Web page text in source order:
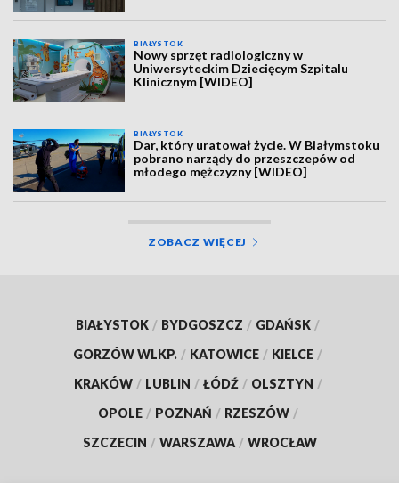
BIAŁYSTOK
Nowy sprzęt radiologiczny w
Uniwersyteckim Dziecięcym Szpitalu
Klinicznym [WIDEO]
BIAŁYSTOK
Dar, który uratował życie. W Białymstoku
pobrano narządy do przeszczepów od
młodego mężczyzny [WIDEO]
ZOBACZ WIĘCEJ
BIAŁYSTOK / BYDGOSZCZ / GDAŃSK /
GORZÓW WLKP. / KATOWICE / KIELCE /
KRAKÓW / LUBLIN / ŁÓDŹ / OLSZTYN /
OPOLE / POZNAŃ / RZESZÓW /
SZCZECIN / WARSZAWA / WROCŁAW